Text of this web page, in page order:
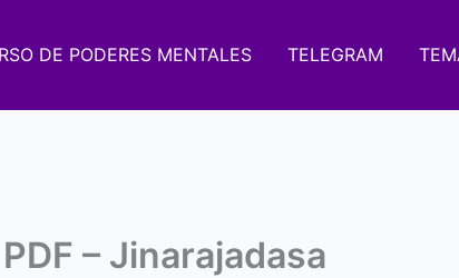
DE PODERES MENTALES TELEGRAM
– Jinarajadasa